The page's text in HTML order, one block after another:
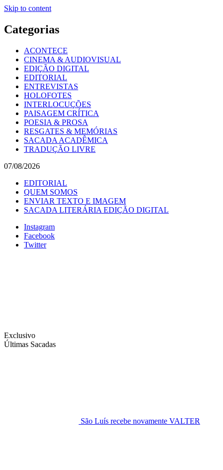
Skip to content
Categorias
ACONTECE
CINEMA & AUDIOVISUAL
EDIÇÃO DIGITAL
EDITORIAL
ENTREVISTAS
HOLOFOTES
INTERLOCUÇÕES
PAISAGEM CRÍTICA
POESIA & PROSA
RESGATES & MEMÓRIAS
SACADA ACADÊMICA
TRADUÇÃO LIVRE
07/08/2026
EDITORIAL
QUEM SOMOS
ENVIAR TEXTO E IMAGEM
SACADA LITERÁRIA EDIÇÃO DIGITAL
Instagram
Facebook
Twitter
Exclusivo
Últimas Sacadas
São Luís recebe novamente VALTER